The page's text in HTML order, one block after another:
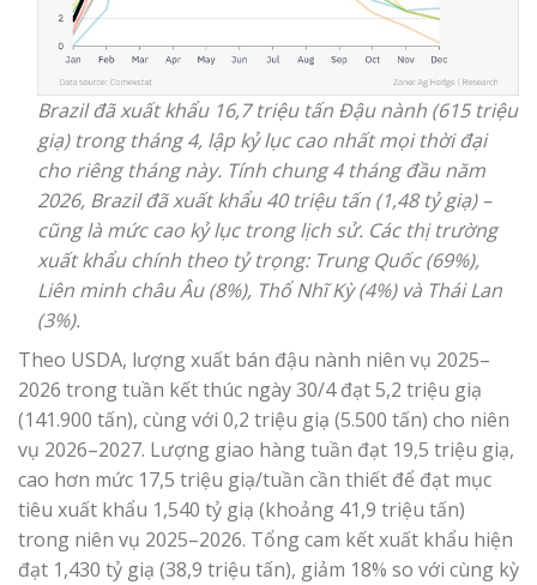
Brazil đã xuất khẩu 16,7 triệu tấn Đậu nành (615 triệu
giạ) trong tháng 4, lập kỷ lục cao nhất mọi thời đại
cho riêng tháng này. Tính chung 4 tháng đầu năm
2026, Brazil đã xuất khẩu 40 triệu tấn (1,48 tỷ giạ) –
cũng là mức cao kỷ lục trong lịch sử. Các thị trường
xuất khẩu chính theo tỷ trọng: Trung Quốc (69%),
Liên minh châu Âu (8%), Thổ Nhĩ Kỳ (4%) và Thái Lan
(3%).
Theo USDA, lượng xuất bán đậu nành niên vụ 2025–
2026 trong tuần kết thúc ngày 30/4 đạt 5,2 triệu giạ
(141.900 tấn), cùng với 0,2 triệu giạ (5.500 tấn) cho niên
vụ 2026–2027. Lượng giao hàng tuần đạt 19,5 triệu giạ,
cao hơn mức 17,5 triệu giạ/tuần cần thiết để đạt mục
tiêu xuất khẩu 1,540 tỷ giạ (khoảng 41,9 triệu tấn)
trong niên vụ 2025–2026. Tổng cam kết xuất khẩu hiện
đạt 1,430 tỷ giạ (38,9 triệu tấn), giảm 18% so với cùng kỳ